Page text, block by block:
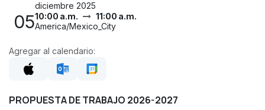
05
diciembre 2025
10:00 a.m.
11:00 a.m.
America/Mexico_City
Agregar al calendario:
PROPUESTA DE TRABAJO 2026-2027